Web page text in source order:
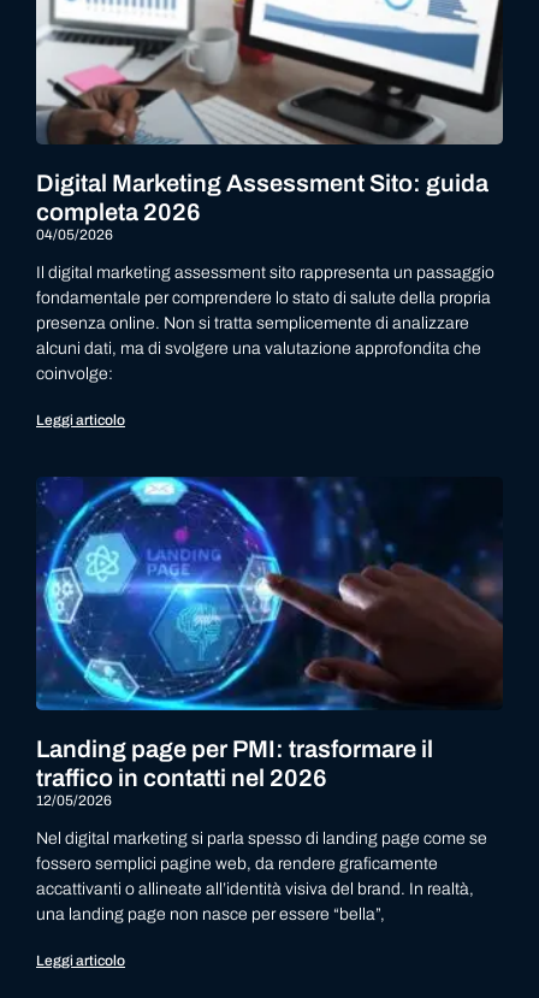
Digital Marketing Assessment Sito: guida
completa 2026
04/05/2026
Il digital marketing assessment sito rappresenta un passaggio
fondamentale per comprendere lo stato di salute della propria
presenza online. Non si tratta semplicemente di analizzare
alcuni dati, ma di svolgere una valutazione approfondita che
coinvolge:
Leggi articolo
Landing page per PMI: trasformare il
traffico in contatti nel 2026
12/05/2026
Nel digital marketing si parla spesso di landing page come se
fossero semplici pagine web, da rendere graficamente
accattivanti o allineate all’identità visiva del brand. In realtà,
una landing page non nasce per essere “bella”,
Leggi articolo